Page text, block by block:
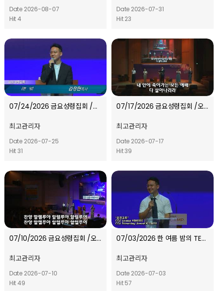
Date 2026-08-07
Hit 4
Date 2026-07-31
Hit 23
07/24/2026 금요성령집회 /오프닝 찬양
최고관리자
Date 2026-07-25
Hit 31
07/17/2026 금요성령집회 /오프닝 찬양
최고관리자
Date 2026-07-17
Hit 39
07/10/2026 금요성령집회 /오프닝 찬양
최고관리자
Date 2026-07-10
Hit 49
07/03/2026 한 여름 밤의 TEVA캠프 l 오프닝 찬양
최고관리자
Date 2026-07-03
Hit 57